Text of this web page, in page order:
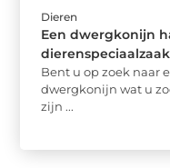
Dieren
Een dwergkonijn
dierenspeciaalzaak
Bent u op zoek naar
dwergkonijn wat u
zijn ...